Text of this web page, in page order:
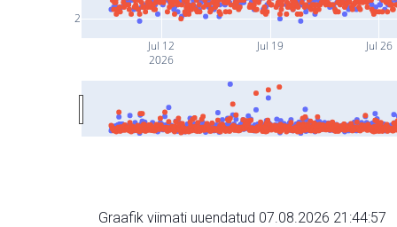
Jul 12
2026
Jul 19 Jul 26
2
Graafik viimati uuendatud 07.08.2026 21:44:57